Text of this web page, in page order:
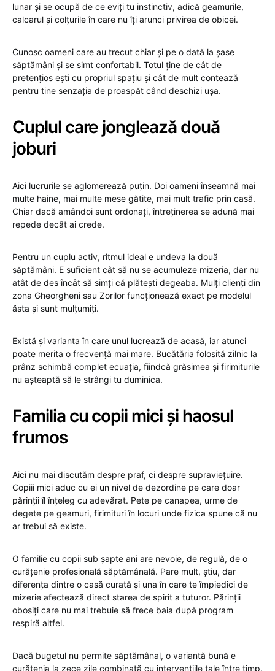
lunar și se ocupă de ce eviți tu instinctiv, adică geamurile,
calcarul și colțurile în care nu îți arunci privirea de obicei.
Cunosc oameni care au trecut chiar și pe o dată la șase
săptămâni și se simt confortabil. Totul ține de cât de
pretențios ești cu propriul spațiu și cât de mult contează
pentru tine senzația de proaspăt când deschizi ușa.
Cuplul care jonglează două
joburi
Aici lucrurile se aglomerează puțin. Doi oameni înseamnă mai
multe haine, mai multe mese gătite, mai mult trafic prin casă.
Chiar dacă amândoi sunt ordonați, întreținerea se adună mai
repede decât ai crede.
Pentru un cuplu activ, ritmul ideal e undeva la două
săptămâni. E suficient cât să nu se acumuleze mizeria, dar nu
atât de des încât să simți că plătești degeaba. Mulți clienți din
zona Gheorgheni sau Zorilor funcționează exact pe modelul
ăsta și sunt mulțumiți.
Există și varianta în care unul lucrează de acasă, iar atunci
poate merita o frecvență mai mare. Bucătăria folosită zilnic la
prânz schimbă complet ecuația, fiindcă grăsimea și firimiturile
nu așteaptă să le strângi tu duminica.
Familia cu copii mici și haosul
frumos
Aici nu mai discutăm despre praf, ci despre supraviețuire.
Copiii mici aduc cu ei un nivel de dezordine pe care doar
părinții îl înțeleg cu adevărat. Pete pe canapea, urme de
degete pe geamuri, firimituri în locuri unde fizica spune că nu
ar trebui să existe.
O familie cu copii sub șapte ani are nevoie, de regulă, de o
curățenie profesională săptămânală. Pare mult, știu, dar
diferența dintre o casă curată și una în care te împiedici de
mizerie afectează direct starea de spirit a tuturor. Părinții
obosiți care nu mai trebuie să frece baia după program
respiră altfel.
Dacă bugetul nu permite săptămânal, o variantă bună e
curățenia la zece zile combinată cu intervențiile tale între timp.